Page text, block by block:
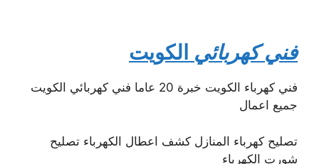
فني كهربائي الكويت
فني كهرباء الكويت خبرة 20 عاما فني كهربائي الكويت
جميع اعمال
تصليح كهرباء المنازل كشف اعطال الكهرباء تصليح
شورت الكهرباء